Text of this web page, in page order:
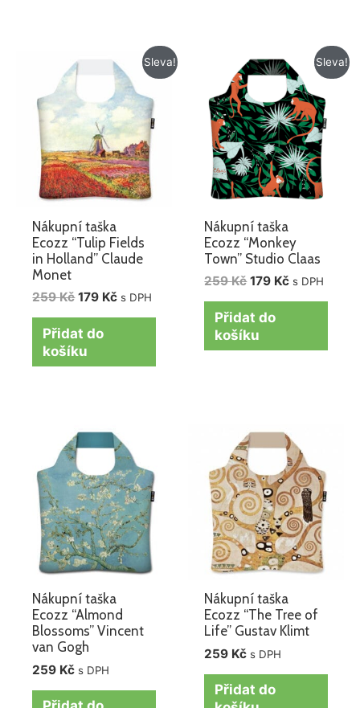
Sleva!
Nákupní taška
Ecozz “Tulip Fields
in Holland” Claude
Monet
259Kč
Původní
cena
259 Kč.
179 Kč
Aktuální
cena
je:
179 Kč.
s DPH
Přidat do
košíku
Sleva!
Nákupní taška
Ecozz “Monkey
Town” Studio Claas
259Kč
Původní
cena
259 Kč.
179 Kč
Aktuální
cena
je:
179 Kč.
s DPH
Přidat do
košíku
Nákupní taška
Ecozz “Almond
Blossoms” Vincent
van Gogh
259 Kč s DPH
Nákupní taška
Ecozz “The Tree of
Life” Gustav Klimt
259 Kč s DPH
Přidat do